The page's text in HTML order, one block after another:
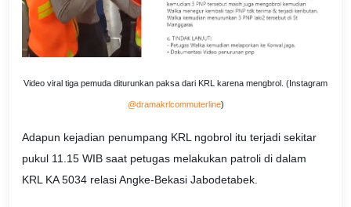
Video viral tiga pemuda diturunkan paksa dari KRL karena mengbrol. (Instagram
@dramakrlcommuterline)
Adapun kejadian penumpang KRL ngobrol itu terjadi sekitar
pukul 11.15 WIB saat petugas melakukan patroli di dalam
KRL KA 5034 relasi Angke-Bekasi Jabodetabek.